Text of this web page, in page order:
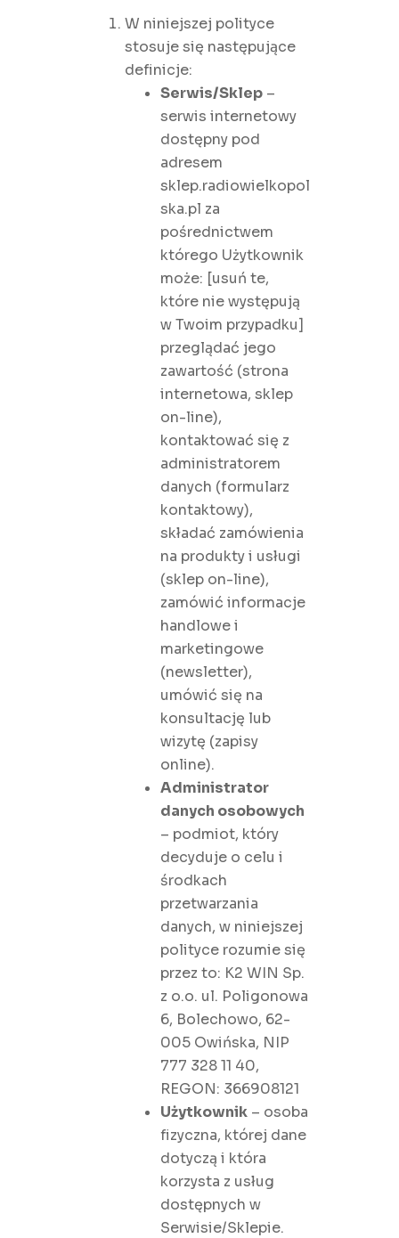
W niniejszej polityce
stosuje się następujące
definicje:
Serwis/Sklep –
serwis internetowy
dostępny pod
adresem
sklep.radiowielkopol
ska.pl za
pośrednictwem
którego Użytkownik
może: [usuń te,
które nie występują
w Twoim przypadku]
przeglądać jego
zawartość (strona
internetowa, sklep
on-line),
kontaktować się z
administratorem
danych (formularz
kontaktowy),
składać zamówienia
na produkty i usługi
(sklep on-line),
zamówić informacje
handlowe i
marketingowe
(newsletter),
umówić się na
konsultację lub
wizytę (zapisy
online).
Administrator
danych osobowych
– podmiot, który
decyduje o celu i
środkach
przetwarzania
danych, w niniejszej
polityce rozumie się
przez to: K2 WIN Sp.
z o.o. ul. Poligonowa
6, Bolechowo, 62-
005 Owińska, NIP
777 328 11 40,
REGON: 366908121
Użytkownik – osoba
fizyczna, której dane
dotyczą i która
korzysta z usług
dostępnych w
Serwisie/Sklepie.